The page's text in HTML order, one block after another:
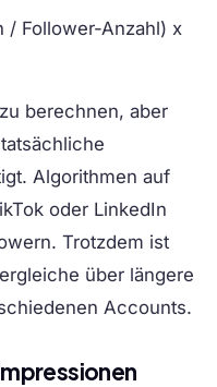
/ Follower-Anzahl) x
berechnen, aber
Algorithmen auf
oder LinkedIn
Trotzdem ist
über längere
Accounts.